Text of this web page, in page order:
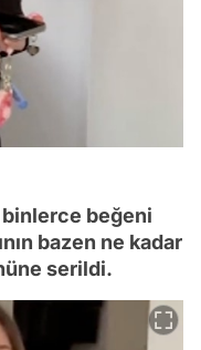
binlerce beğeni
bazen ne kadar
serildi.